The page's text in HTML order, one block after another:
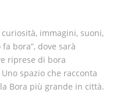
immagini, suoni,
bora”, dove sarà
riprese di bora
spazio che racconta
Bora più grande in città.